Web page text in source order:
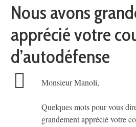
Nous avons
apprécié votre
d’autodéfense
Monsieur Manoli,
Quelques mots pour vous
grandement apprécié votre